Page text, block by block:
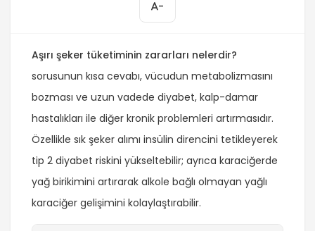
-
Aşırı şeker tüketiminin zararları nelerdir?
sorusunun kısa cevabı, vücudun metabolizmasını
bozması ve uzun vadede diyabet, kalp-damar
hastalıkları ile diğer kronik problemleri artırmasıdır.
Özellikle sık şeker alımı insülin direncini tetikleyerek
tip 2 diyabet riskini yükseltebilir; ayrıca karaciğerde
yağ birikimini artırarak alkole bağlı olmayan yağlı
karaciğer gelişimini kolaylaştırabilir.